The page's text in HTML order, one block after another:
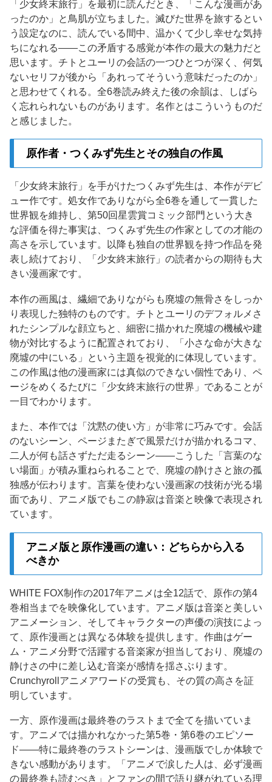
「少女終末旅行」を最初に読んだとき、「こんな漫画があ
ったのか」と鳥肌が立ちました。滅びた世界を旅するとい
う設定なのに、読んでいる間中、温かくて少し幸せな気持
ちになれる——この矛盾する感覚が本作の最大の魅力だと
思います。チトとユーリの会話の一つひとつが深く、何気
ないセリフが後から「あれってそういう意味だったのか」
と思わせてくれる。全6巻読み終えた後の余韻は、しばら
く忘れられないものがあります。名作とはこういうものだ
と感じました。
原作者・つくみず先生とその独自の作風
「少女終末旅行」を手がけたつくみず先生は、本作がデビ
ュー作です。処女作でありながら全6巻を通して一貫した
世界観を維持し、第50回星雲賞コミック部門という大き
な評価を得た事実は、つくみず先生の作家としての才能の
高さを示しています。以降も独自の世界観を持つ作品を発
表し続けており、「少女終末旅行」の読者からの期待も大
きい漫画家です。
本作の画風は、繊細でありながらも廃墟の無骨さをしっか
り表現した独特のものです。チトとユーリのデフォルメさ
れたシンプルな顔立ちと、細密に描かれた廃墟の機械や建
物が対比するように配置されており、「小さな命が大きな
廃墟の中にいる」という主題を視覚的に体現しています。
この作風は他の漫画家には真似のできない個性であり、ペ
ージをめくるたびに「少女終末旅行の世界」であることが
一目でわかります。
また、本作では「沈黙の使い方」が非常に巧みです。会話
のないシーン、ページまたぎで風景だけが描かれるコマ、
二人が何も話さずただ走るシーン——こうした「言葉のな
い場面」が積み重ねられることで、廃墟の静けさと旅の孤
独感が伝わります。言葉を使わない漫画家の技術が光る場
面であり、アニメ版でもこの静寂は音楽と映像で表現され
ています。
アニメ版と原作漫画の違い：どちらから入る
べきか
WHITE FOX制作の2017年アニメは全12話で、原作の第4
巻相当までを映像化しています。アニメ版は音楽と美しい
アニメーション、そしてキャラクターの声優の演技によっ
て、原作漫画とは異なる体験を提供します。作曲はゲー
ム・アニメ分野で活躍する音楽家が担当しており、廃墟の
静けさの中に差し込む音楽が感情を揺さぶります。
Crunchyrollアニメアワードの受賞も、その質の高さを証
明しています。
一方、原作漫画は最終巻のラストまで全てを描いていま
す。アニメでは描かれなかった第5巻・第6巻のエピソー
ド——特に最終巻のラストシーンは、漫画版でしか体験で
きない感動があります。「アニメで涙した人は、必ず漫画
の最終巻も読むべき」とファンの間で語り継がれている理